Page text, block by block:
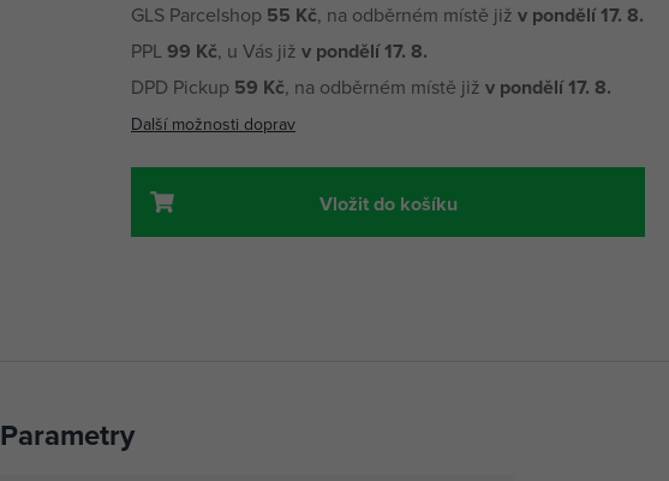
GLS Parcelshop 55 Kč, na odběrném místě již v pondělí 17. 8.
PPL99 Kč, u Vás již v pondělí 17. 8.
DPD Pickup 59 Kč, na odběrném místě již v pondělí 17. 8.
Další možnosti doprav
Vložit do košíku
Parametry